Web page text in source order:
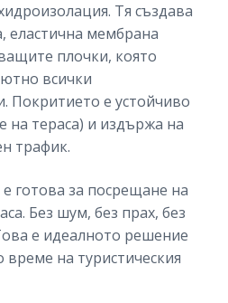
Тя създава
еластична мембрана
плочки, която
всички
Покритието е устойчиво
на тераса) и издържа на
трафик.
е готова за посрещане на
Без шум, без прах, без
е идеалното решение
време на туристическия